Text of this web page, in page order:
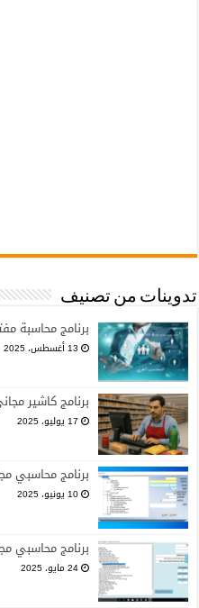
تدوينات من تصنيف
برنامج محاسبة
13 أغسطس، 2025
برنامج كاشير
17 يوليو، 2025
برنامج محاسبي
10 يونيو، 2025
برنامج محاسبي
24 مايو، 2025